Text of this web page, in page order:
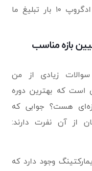
کرده اند در هفته نخست در هر ادگروپ ۱۰ بار تبلیغ ما
بازه مناسب
زیادی از من
است که بهترین دوره
هست؟ جوابی که
از آن نفرت دارند:
وجود دارد که